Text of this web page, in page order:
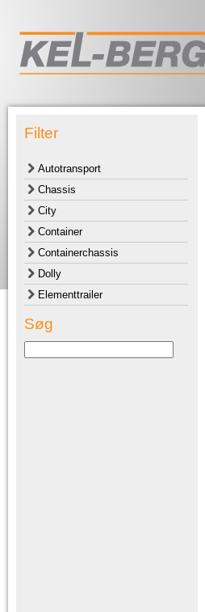
Filter
Autotransport
Chassis
City
Container
Containerchassis
Dolly
Elementtrailer
Søg